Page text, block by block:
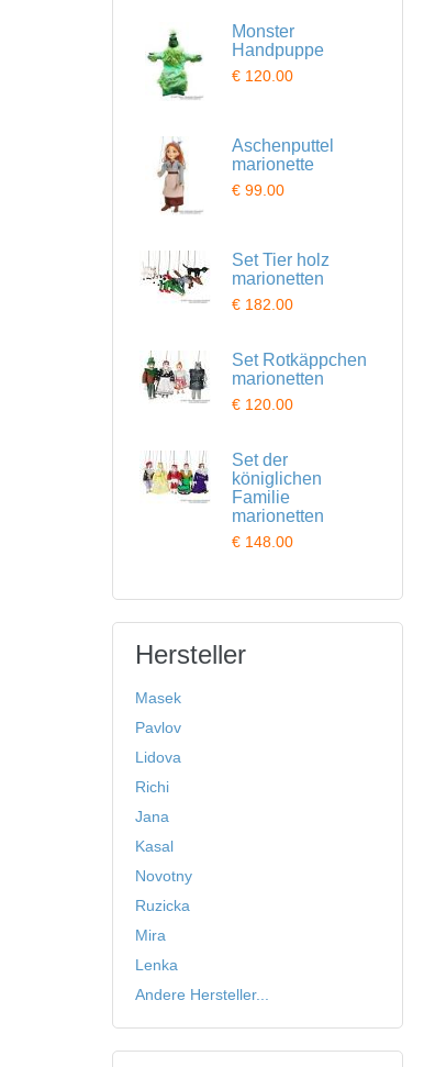
Monster
Handpuppe
€ 120.00
Aschenputtel
marionette
€ 99.00
Set Tier holz
marionetten
€ 182.00
Set Rotkäppchen
marionetten
€ 120.00
Set der
königlichen
Familie
marionetten
€ 148.00
Hersteller
Masek
Pavlov
Lidova
Richi
Jana
Kasal
Novotny
Ruzicka
Mira
Lenka
Andere Hersteller...